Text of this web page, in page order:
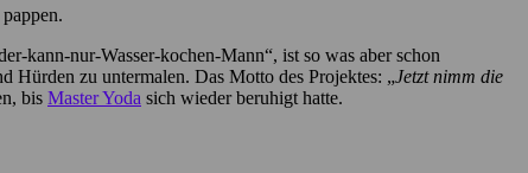
kann-nur-Wasser-kochen-Mann“, ist so was aber schon
Hürden zu untermalen. Das Motto des Projektes: „Jetzt nimm die
bis Master Yoda sich wieder beruhigt hatte.